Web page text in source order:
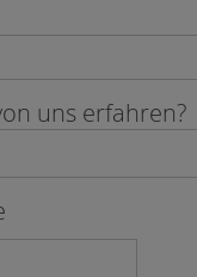
uns erfahren?